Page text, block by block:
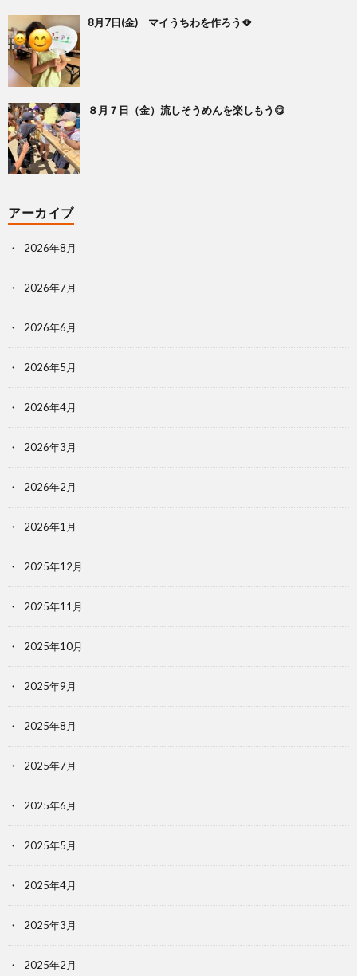
8月7日(金) マイうちわを作ろう🪭
８月７日（金）流しそうめんを楽しもう😋
アーカイブ
2026年8月
2026年7月
2026年6月
2026年5月
2026年4月
2026年3月
2026年2月
2026年1月
2025年12月
2025年11月
2025年10月
2025年9月
2025年8月
2025年7月
2025年6月
2025年5月
2025年4月
2025年3月
2025年2月